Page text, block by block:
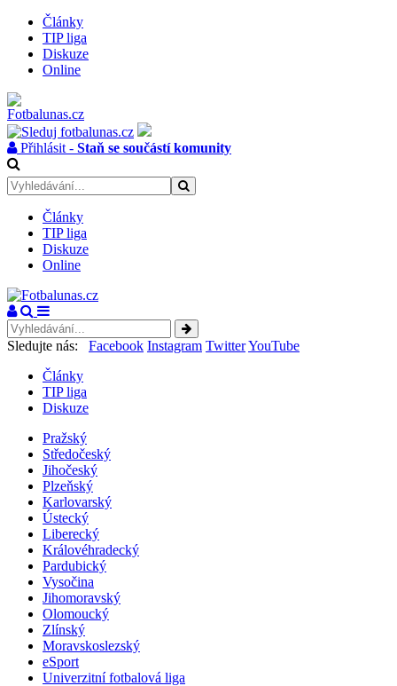
Články
TIP liga
Diskuze
Online
Přihlásit - Staň se součástí komunity
Články
TIP liga
Diskuze
Online
Sledujte nás: Facebook Instagram TwitterYouTube
Články
TIP liga
Diskuze
Pražský
Středočeský
Jihočeský
Plzeňský
Karlovarský
Ústecký
Liberecký
Královéhradecký
Pardubický
Vysočina
Jihomoravský
Olomoucký
Zlínský
Moravskoslezský
eSport
Univerzitní fotbalová liga